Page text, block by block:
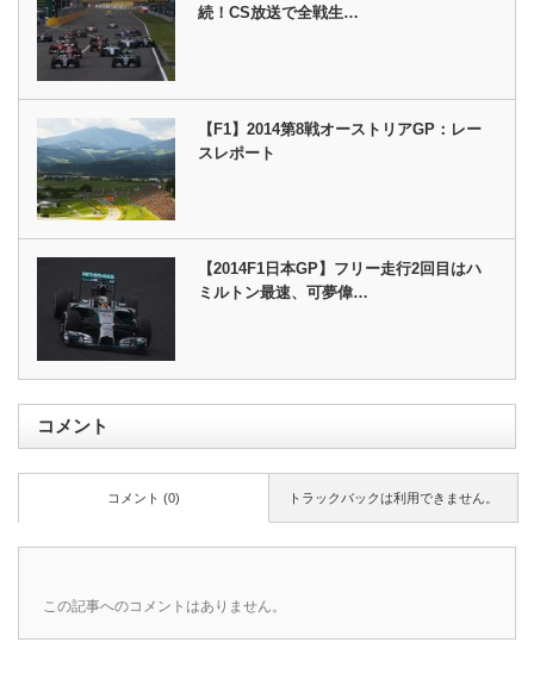
続！CS放送で全戦生…
【F1】2014第8戦オーストリアGP：レー
スレポート
【2014F1日本GP】フリー走行2回目はハ
ミルトン最速、可夢偉…
コメント
トラックバックは利用できません。
コメント (0)
この記事へのコメントはありません。